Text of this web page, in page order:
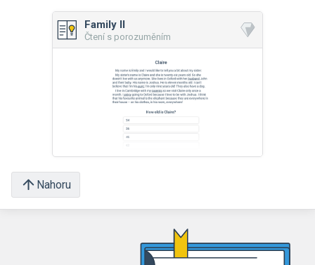
Family II
Čtení s porozuměním
Nahoru